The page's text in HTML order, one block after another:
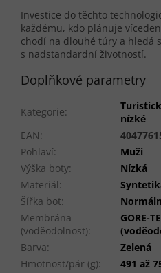
Investice do těchto
každému, kdo plánuje
chodí na dlouhé túry a hledá
s nadstandardní životností.
Doplňkové parametry
Kategorie:
nízké
EAN:
Pohlaví:
Muži
Výška boty:
Nízká
Materiál:
Šířka bot:
Membrána
(voděodolnost):
GORE-
Barva:
Zelená
Hmotnost/pár (g):
491 až